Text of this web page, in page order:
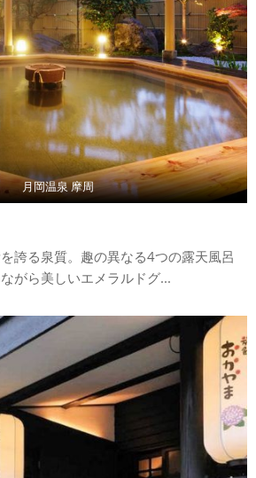
月岡温泉 摩周
誇る泉質。趣の異なる4つの露天風呂
がら美しいエメラルドグ...